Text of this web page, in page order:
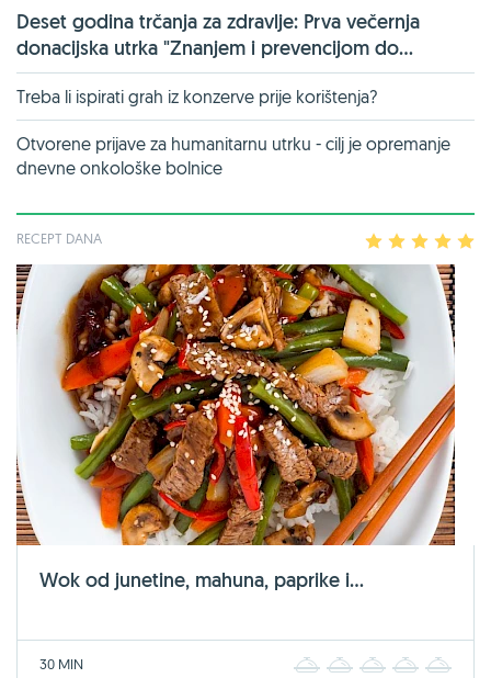
Deset godina trčanja za zdravlje: Prva večernja
donacijska utrka "Znanjem i prevencijom do...
Treba li ispirati grah iz konzerve prije korištenja?
Otvorene prijave za humanitarnu utrku - cilj je opremanje
dnevne onkološke bolnice
RECEPT DANA 2 3 4
Wok od junetine, mahuna, paprike i...
30 MIN 2 3 4